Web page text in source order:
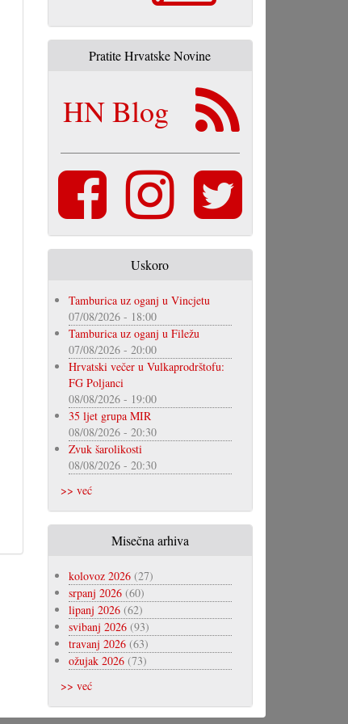
Pratite Hrvatske Novine
HN Blog
Uskoro
Tamburica uz oganj u Vincjetu
07/08/2026 - 18:00
Tamburica uz oganj u Filežu
07/08/2026 - 20:00
Hrvatski večer u Vulkaprodrštofu:
FG Poljanci
08/08/2026 - 19:00
35 ljet grupa MIR
08/08/2026 - 20:30
Zvuk šarolikosti
08/08/2026 - 20:30
>> već
Misečna arhiva
kolovoz 2026(27)
srpanj 2026(60)
lipanj 2026(62)
svibanj 2026(93)
travanj 2026(63)
ožujak 2026(73)
>> već